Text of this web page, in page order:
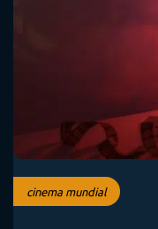
cinema mundial